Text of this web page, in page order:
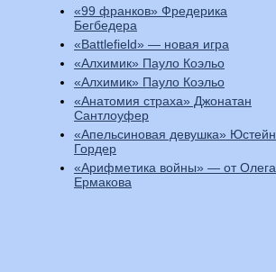
«99 франков» Фредерика
Бегбедера
«Battlefield» — новая игра
«Алхимик» Пауло Коэльо
«Алхимик» Пауло Коэльо
«Анатомия страха» Джонатан
Сантлоуфер
«Апельсиновая девушка» Юстейн
Гордер
«Арифметика войны» — от Олега
Ермакова